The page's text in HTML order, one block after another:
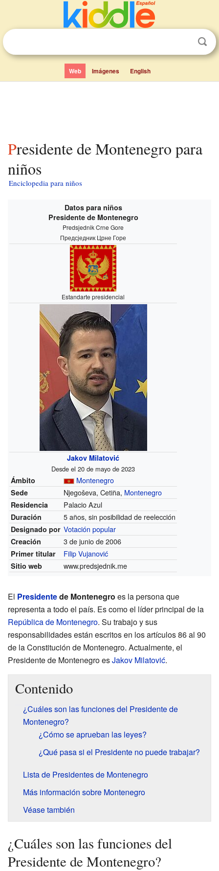
Web Imágenes English
Presidente de Montenegro para
niños
Enciclopedia para niños
Datos para niños
Presidente de Montenegro
Predsjednik Crne Gore
Предсједник Црне Горе
Estandarte presidencial
Jakov Milatović
Desde el 20 de mayo de 2023
Ámbito Montenegro
Sede Njegoševa, Cetiña, Montenegro
Residencia Palacio Azul
Duración 5 años, sin posibilidad de reelección
Designado por Votación popular
Creación 3 de junio de 2006
Primer titular Filip Vujanović
Sitio web www.predsjednik.me
El Presidentede Montenegro es la persona que
representa a todo el país. Es como el líder principal de la
República de Montenegro. Su trabajo y sus
responsabilidades están escritos en los artículos 86 al 90
de la Constitución de Montenegro. Actualmente, el
Presidente de Montenegro esJakov Milatović.
Contenido
¿Cuáles son las funciones del Presidente de
Montenegro?
¿Cómo se aprueban las leyes?
¿Qué pasa si el Presidente no puede trabajar?
Lista de Presidentes de Montenegro
Más información sobre Montenegro
Véase también
¿Cuáles son las funciones del
Presidente de Montenegro?